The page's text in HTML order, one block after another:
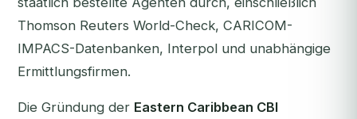
Thomson Reuters World-Check, CARICOM-
IMPACS-Datenbanken, Interpol und unabhängige
Ermittlungsfirmen.
Die Gründung der Eastern Caribbean CBI